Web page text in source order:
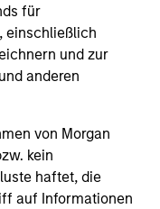
für
einschließlich
und zur
anderen
von Morgan
kein
haftet, die
auf Informationen
konzentrieren
und umfassen